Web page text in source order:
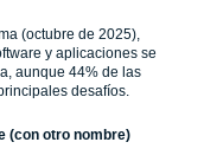
(octubre de 2025),
y aplicaciones se
aunque 44% de las
desafíos.
(con otro nombre)